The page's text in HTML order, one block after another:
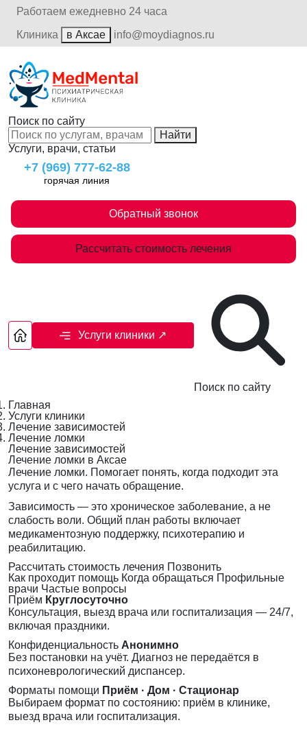
Работаем ежедневно 24 часа
Клиника
в Аксае info@moydiagnos.ru
Поиск по сайту
Найти
Услуги, врачи, статьи
+7 (969) 777-62-88
горячая линия
Обратный звонок
Рассчитать стоимость лечения
Услуги клиники ↗
Поиск по сайту
Главная
Услуги клиники
Лечение зависимостей
Лечение ломки
Лечение зависимостей
Лечение ломки в Аксае
Лечение ломки. Помогает понять, когда подходит эта
услуга и с чего начать обращение.
Зависимость — это хроническое заболевание, а не
слабость воли. Общий план работы включает
медикаментозную поддержку, психотерапию и
реабилитацию.
Рассчитать стоимость лечения Позвонить
Как проходит помощь Когда обращаться Профильные
врачи Частые вопросы
Приём Круглосуточно
Консультация, выезд врача или госпитализация — 24/7,
включая праздники.
Конфиденциальность Анонимно
Без постановки на учёт. Диагноз не передаётся в
психоневрологический диспансер.
Форматы помощи Приём · Дом · Стационар
Выбираем формат по состоянию: приём в клинике,
выезд врача или госпитализация.